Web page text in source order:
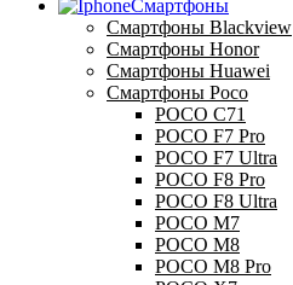
Смартфоны
Смартфоны Blackview
Смартфоны Honor
Смартфоны Huawei
Смартфоны Poco
POCO C71
POCO F7 Pro
POCO F7 Ultra
POCO F8 Pro
POCO F8 Ultra
POCO M7
POCO M8
POCO M8 Pro